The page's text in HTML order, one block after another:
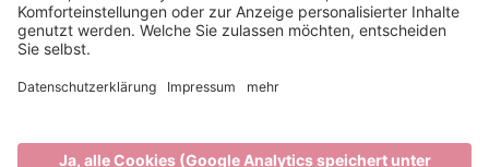
Brixen Tourismus
Privacy
Impressum
Förderungen
produced by